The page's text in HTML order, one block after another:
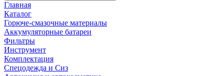
Главная
Каталог
Горюче-смазочные материалы
Аккумуляторные батареи
Фильтры
Инструмент
Комплектация
Спецодежда и Сиз